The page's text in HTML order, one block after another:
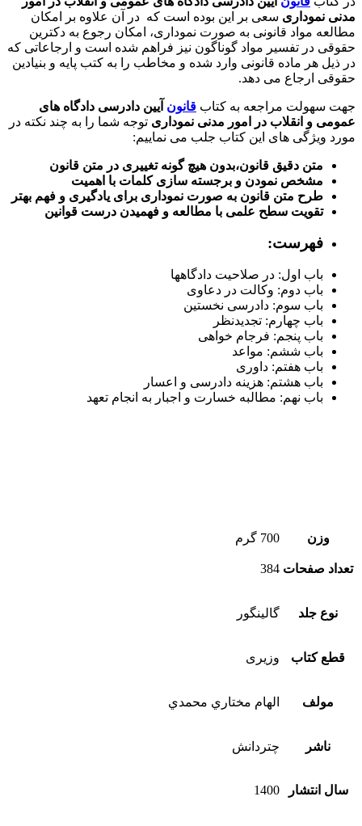
مدنی نموداری سعی بر این بوده است که در آن علاوه بر امکان
مطالعه مواد قانونی به صورت نموداری، امکان رجوع به دکترین
حقوقی در تفسیر مواد گوناگون نیز فراهم شده است و ارجاعاتی که
در ذیل هر ماده قانونی وارد شده و مخاطب را به کتب پایه و بنیادین
حقوقی ارجاع می دهد.
جهت سهولت مراجعه به کتاب قانون آیین دادرسی دادگاه های
عمومی و انقلاب در امور مدنی نموداری توجه شما را به چند نکته در
مورد ویژگی های این کتاب جلب می نماییم:
متن دقیق قانون،بدون هیچ گونه تغییری در متن قانون
مشخص نمودن و برجسته سازی کلمات با اهمیت
طرح متن قانون به صورت نموداری برای یادگیری و فهم بهتر
تقویت سطح علمی با مطالعه و فهمیدن درست قوانین
فهرست:
باب اول: در صلاحيت دادگاهها
باب دوم: وکالت در دعاوی
باب سوم: دادرسی نخستين
باب چهارم: تجديدنظر
باب پنجم: فرجام خواهی
باب ششم: مواعد
باب هفتم: داوری
باب هشتم: هزينه دادرسی و اعسار
باب نهم: مطالبه خسارت و اجبار به انجام تعهد
وزن 700 گرم
تعداد صفحات 384
نوع جلد گالینگور
قطع کتاب وزیری
مولف الهام مختاري محمدي
ناشر چتردانش
سال انتشار 1400